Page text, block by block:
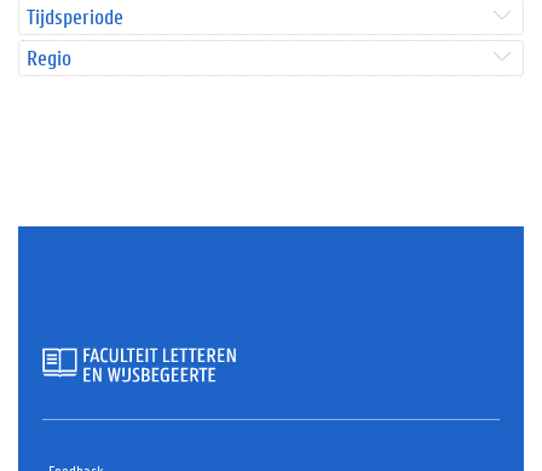
Tijdsperiode
Regio